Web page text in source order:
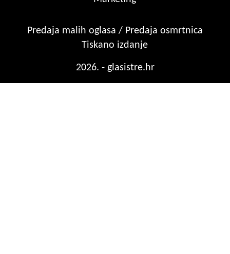
Predaja malih oglasa / Predaja osmrtnica
Tiskano izdanje
2026. - glasistre.hr